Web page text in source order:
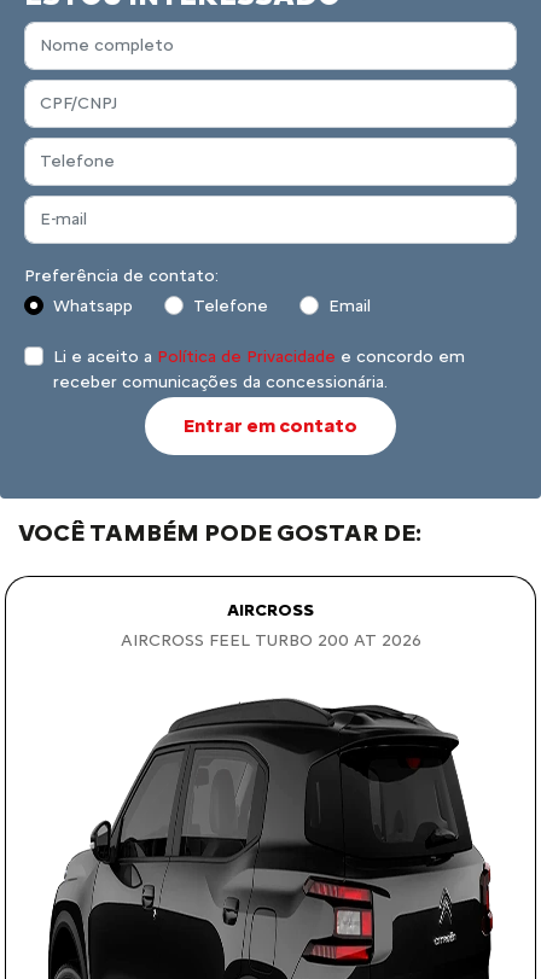
Preferência de contato:
Whatsapp
Telefone Email
Li e aceito a Política de Privacidade e concordo em
receber comunicações da concessionária.
Entrar em contato
VOCÊ TAMBÉM PODE GOSTAR DE:
AIRCROSS
AIRCROSS FEEL TURBO 200 AT 2026